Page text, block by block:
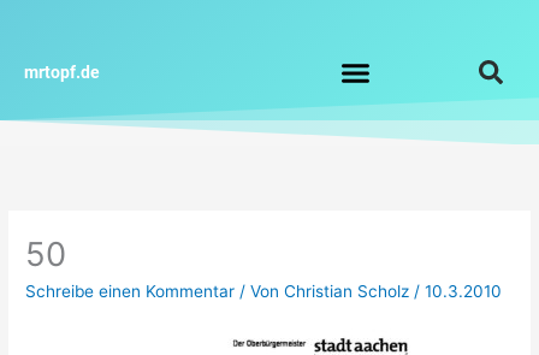
springen
mrtopf.de
50
Schreibe einen Kommentar / VonChristian Scholz /10.3.2010